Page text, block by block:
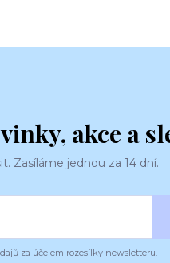
akce a
Zasíláme jednou za 14 dní.
za účelem rozesílky newsletteru.